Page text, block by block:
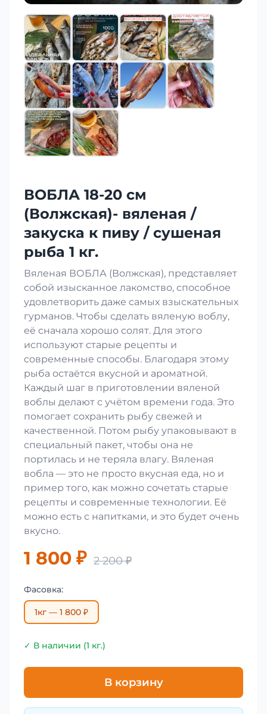
ВОБЛА 18-20 см
(Волжская)- вяленая /
закуска к пиву / сушеная
рыба 1 кг.
Вяленая ВОБЛА (Волжская), представляет
собой изысканное лакомство, способное
удовлетворить даже самых взыскательных
гурманов. Чтобы сделать вяленую воблу,
её сначала хорошо солят. Для этого
используют старые рецепты и
современные способы. Благодаря этому
рыба остаётся вкусной и ароматной.
Каждый шаг в приготовлении вяленой
воблы делают с учётом времени года. Это
помогает сохранить рыбу свежей и
качественной. Потом рыбу упаковывают в
специальный пакет, чтобы она не
портилась и не теряла влагу. Вяленая
вобла — это не просто вкусная еда, но и
пример того, как можно сочетать старые
рецепты и современные технологии. Её
можно есть с напитками, и это будет очень
вкусно.
1 800 ₽ 2 200 ₽
Фасовка:
1кг — 1 800 ₽
✓ В наличии (1 кг.)
В корзину